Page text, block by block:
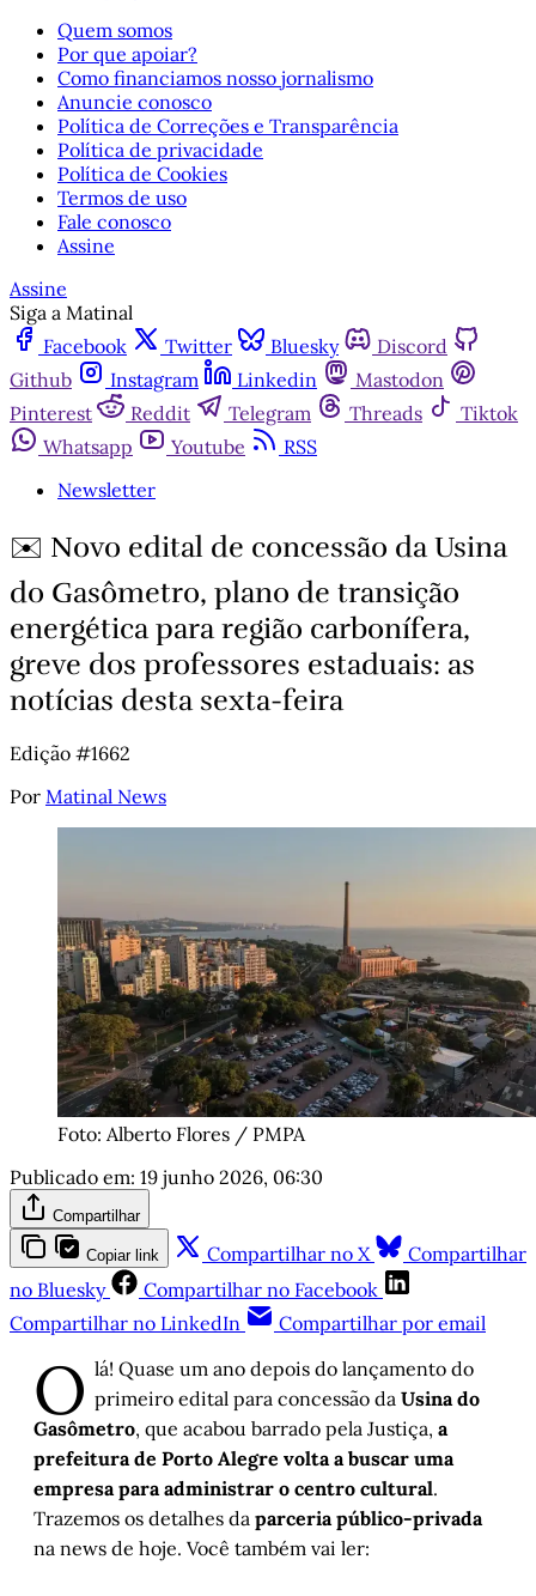
Quem somos
Por que apoiar?
Como financiamos nosso jornalismo
Anuncie conosco
Política de Correções e Transparência
Política de privacidade
Política de Cookies
Termos de uso
Fale conosco
Assine
Assine
Siga a Matinal
Facebook
Twitter Bluesky
Discord
Github
Instagram Linkedin
Mastodon
Pinterest
Reddit Telegram Threads
Tiktok
Whatsapp
Youtube
RSS
Newsletter
✉️ Novo edital de concessão da Usina
do Gasômetro, plano de transição
energética para região carbonífera,
greve dos professores estaduais: as
notícias desta sexta-feira
Edição #1662
Por Matinal News
Foto: Alberto Flores / PMPA
Publicado em: 19 junho 2026, 06:30
Compartilhar
Copiar link Compartilhar no X
Compartilhar
no Bluesky
Compartilhar no Facebook
Compartilhar no LinkedIn
Compartilhar por email
O lá! Quase um ano depois do lançamento do
primeiro edital para concessão da Usina do
Gasômetro, que acabou barrado pela Justiça, a
prefeitura de Porto Alegre volta a buscar uma
empresa para administrar o centro cultural.
Trazemos os detalhes da parceria público-privada
na news de hoje. Você também vai ler: